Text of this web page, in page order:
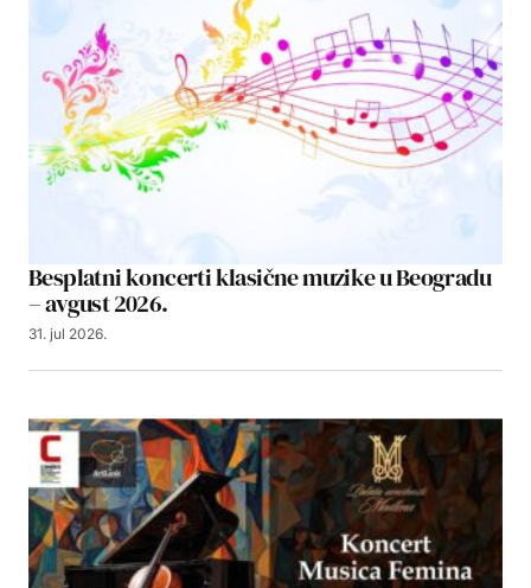
Besplatni koncerti klasične muzike u Beogradu
– avgust 2026.
31. jul 2026.